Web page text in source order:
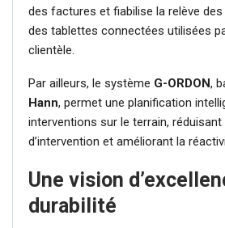
des factures et fiabilise la relève
des tablettes connectées utilisées
clientèle.
Par ailleurs, le système G-ORDON,
Hann, permet une planification
interventions sur le terrain, réduisant
d’intervention et améliorant la
Une vision
durabilité